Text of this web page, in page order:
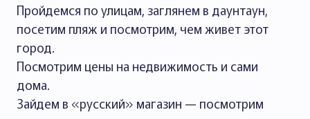
Пройдемся по улицам, заглянем в даунтаун,
посетим пляж и посмотрим, чем живет этот
город.
Посмотрим цены на недвижимость и сами
дома.
Зайдем в «русский» магазин — посмотрим